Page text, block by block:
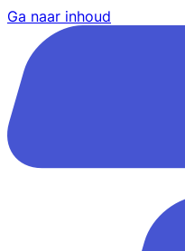
Ga naar inhoud